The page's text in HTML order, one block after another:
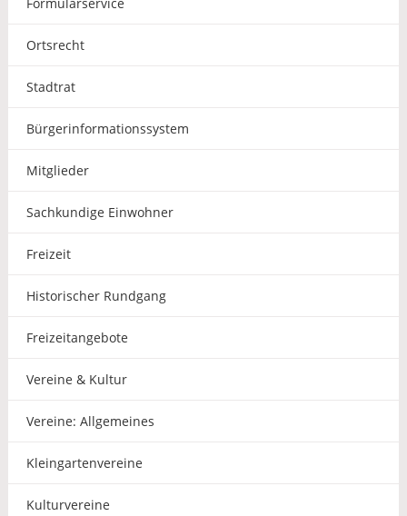
Ortsrecht
Stadtrat
Bürgerinformationssystem
Mitglieder
Sachkundige Einwohner
Freizeit
Historischer Rundgang
Freizeitangebote
Vereine & Kultur
Vereine: Allgemeines
Kleingartenvereine
Kulturvereine